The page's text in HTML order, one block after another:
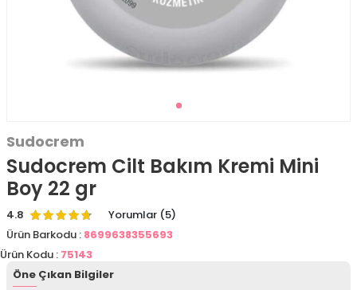
Sudocrem
Sudocrem Cilt Bakım Kremi Mini
Boy 22 gr
4.8
Yorumlar (5)
Ürün Barkodu : 8699638355693
Ürün Kodu : 75143
Öne Çıkan Bilgiler